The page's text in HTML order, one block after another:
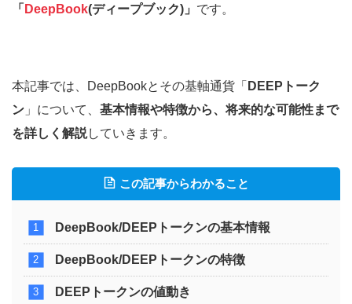
「 DeepBook(ディープブック)」 です。
本記事では、DeepBookとその基軸通貨「 DEEPトーク
ン 」について、 基本情報や特徴から、将来的な可能性まで
を詳しく解説していきます。
この記事からわかること
DeepBook/DEEPトークンの基本情報
DeepBook/DEEPトークンの特徴
DEEPトークンの値動き